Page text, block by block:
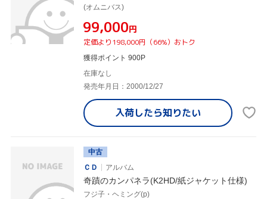
(オムニバス)
¥99,000円
定価より198,000円（66%）おトク
獲得ポイント 900P
在庫なし
発売年月日：2000/12/27
入荷したら知りたい
中古
ＣＤ
アルバム
奇蹟のカンパネラ(K2HD/紙ジャケット仕様)
フジ子・ヘミング(p)